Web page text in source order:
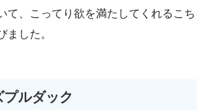
て、こってり欲を満たしてくれるこち
ました。
ルダック